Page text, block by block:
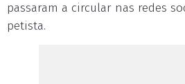
passaram a circular nas redes
petista.